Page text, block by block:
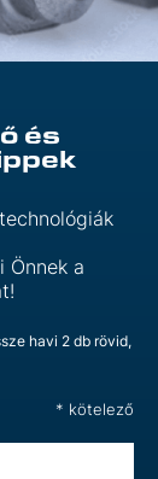
és
Önnek a
havi 2 db rövid,
* kötelező